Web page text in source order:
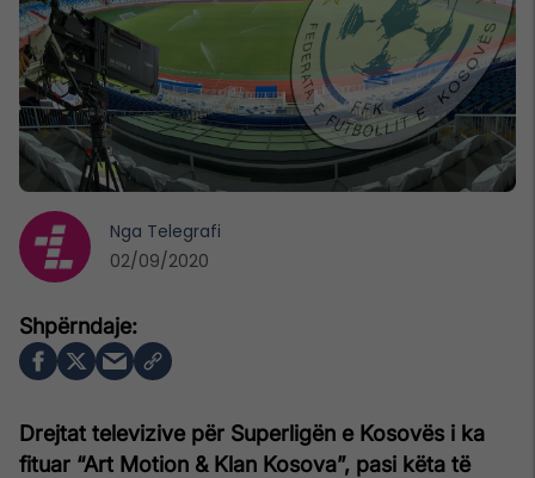
Drejtat televizive për Superligën e Kosovës i ka
fituar “Art Motion & Klan Kosova”, pasi këta të
Nga Telegrafi
02/09/2020